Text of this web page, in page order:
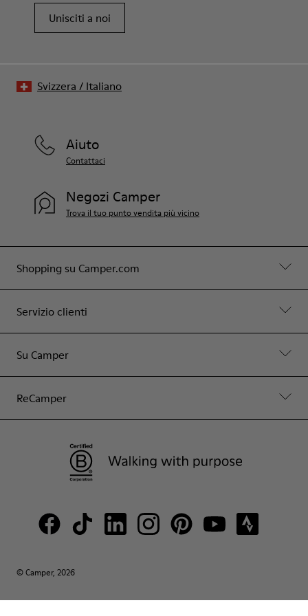
Unisciti a noi
Shopping su Camper.com
Servizio clienti
Su Camper
ReCamper
Aiuto
Contattaci
Negozi Camper
Trova il tuo punto vendita più vicino
© Camper, 2026
Svizzera / Italiano